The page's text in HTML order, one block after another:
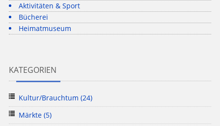
Aktivitäten & Sport
Bücherei
Heimatmuseum
KATEGORIEN
Kultur/Brauchtum (24)
Märkte (5)